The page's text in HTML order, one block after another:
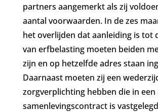
partners aangemerkt als zij
aantal voorwaarden. In de zes
het overlijden dat aanleiding is tot
van erfbelasting moeten beiden
zijn en op hetzelfde adres staan
Daarnaast moeten zij een
zorgverplichting hebben die in
samenlevingscontract is